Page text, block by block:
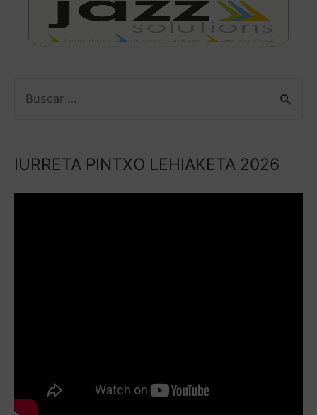
IURRETA PINTXO LEHIAKETA 2026